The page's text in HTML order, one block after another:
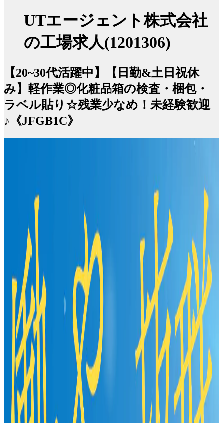
UTエージェント株式会社
の工場求人(1201306)
【20~30代活躍中】【日勤&土日祝休
み】軽作業◎化粧品箱の検査・梱包・
ラベル貼り☆残業少なめ！未経験歓迎
♪《JFGB1C》